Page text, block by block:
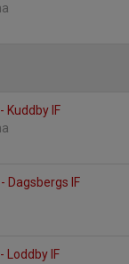
Kuddby IF
Dagsbergs IF
Loddby IF